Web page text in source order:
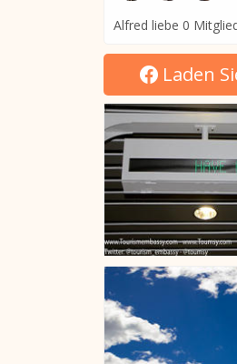
Alfred liebe 0
Laden